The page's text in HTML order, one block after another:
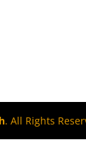
. All Rights